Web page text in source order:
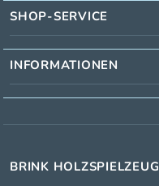
SHOP-SERVICE
INFORMATIONEN
BRINK HOLZSPIELZEUG